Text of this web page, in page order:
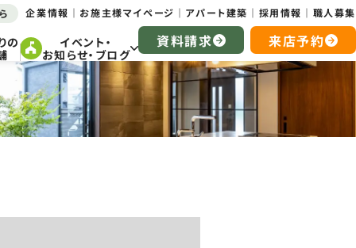
の
イベント・
お知らせ・ブログ
資料請求 来店予約
企業情報 お施主様マイページ アパート建築 採用情報 職人募集